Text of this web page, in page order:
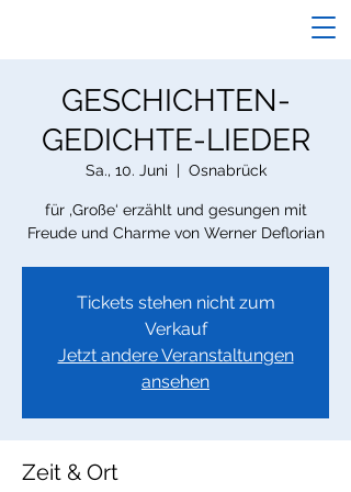
GESCHICHTEN-
GEDICHTE-LIEDER
Sa., 10. Juni
  |
Osnabrück
für ‚Große‘ erzählt und gesungen mit
Freude und Charme von Werner Deflorian
Tickets stehen nicht zum
Verkauf
Jetzt andere Veranstaltungen
ansehen
Zeit & Ort